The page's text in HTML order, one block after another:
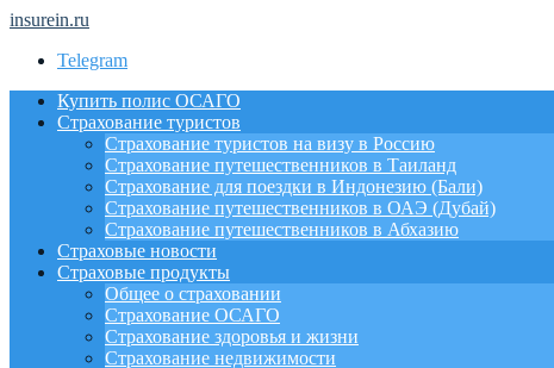
insurein.ru
Telegram
Купить полис ОСАГО
Страхование туристов
Страхование туристов на визу в Россию
Страхование путешественников в Таиланд
Страхование для поездки в Индонезию (Бали)
Страхование путешественников в ОАЭ (Дубай)
Страхование путешественников в Абхазию
Страховые новости
Страховые продукты
Общее о страховании
Страхование ОСАГО
Страхование здоровья и жизни
Страхование недвижимости